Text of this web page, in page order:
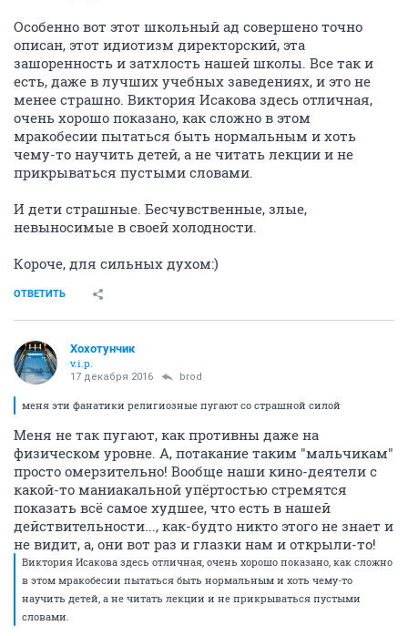
Особенно вот этот школьный ад совершено точно
описан, этот идиотизм директорский, эта
зашоренность и затхлость нашей школы. Все так и
есть, даже в лучших учебных заведениях, и это не
менее страшно. Виктория Исакова здесь отличная,
очень хорошо показано, как сложно в этом
мракобесии пытаться быть нормальным и хоть
чему-то научить детей, а не читать лекции и не
прикрываться пустыми словами.
И дети страшные. Бесчувственные, злые,
невыносимые в своей холодности.
Короче, для сильных духом:)
ОТВЕТИТЬ
Хохотунчик
v.i.p.
17 декабря 2016 brod
меня эти фанатики религиозные пугают со страшной силой
Меня не так пугают, как противны даже на
физическом уровне. А, потакание таким "мальчикам"
просто омерзительно! Вообще наши кино-деятели с
какой-то маниакальной упёртостью стремятся
показать всё самое худшее, что есть в нашей
действительности..., как-будто никто этого не знает и
не видит, а, они вот раз и глазки нам и открыли-то!
Виктория Исакова здесь отличная, очень хорошо показано, как сложно
в этом мракобесии пытаться быть нормальным и хоть чему-то
научить детей, а не читать лекции и не прикрываться пустыми
словами.